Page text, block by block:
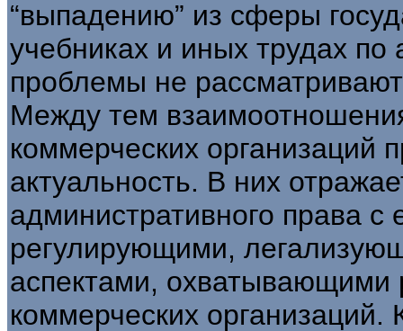
“выпадению” из сферы
учебниках и иных трудах по
проблемы не
Между тем
коммерческих организаций
актуальность. В них
административного права с
регулирующими,
аспектами, охватывающими
коммерческих организаций.